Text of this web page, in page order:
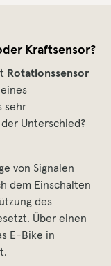
Kraftsensor?
Rotationssensor
sehr
Unterschied?
von Signalen
dem Einschalten
des
Über einen
E-Bike in